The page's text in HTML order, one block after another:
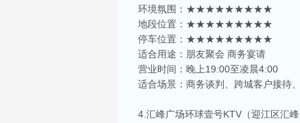
环境氛围：★★★★★★★★★
地段位置：★★★★★★★★★
停车位置：★★★★★★★★★
适合用途：朋友聚会 商务宴请
营业时间：晚上19:00至凌晨4:00
适合场景：商务谈判、跨城客户接待
4.汇峰广场环球壹号KTV（迎江区汇峰